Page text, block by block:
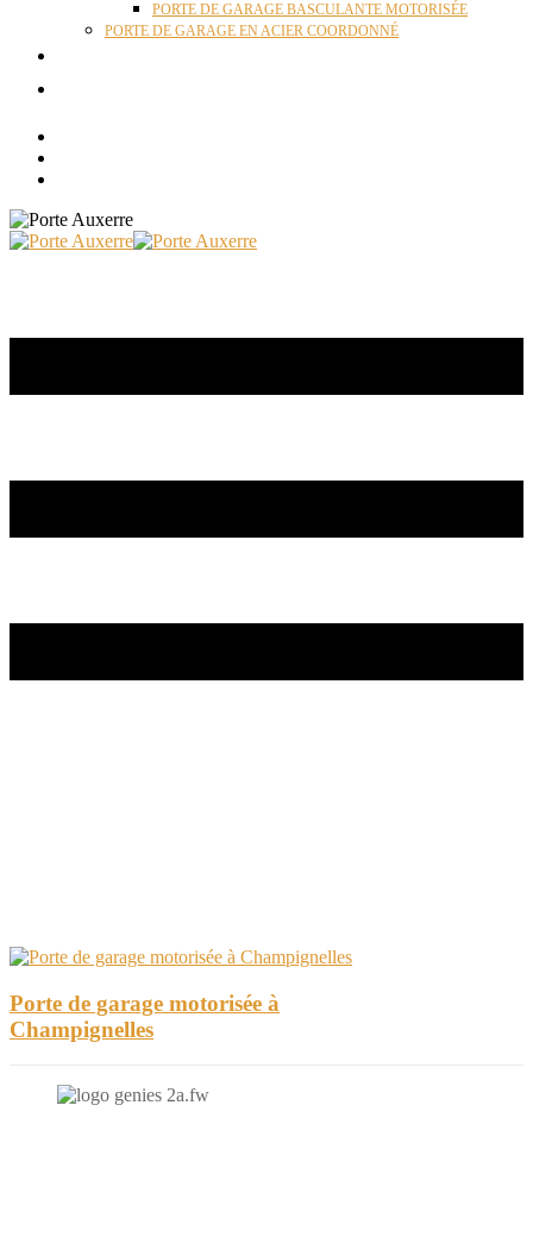
PORTE DE GARAGE BASCULANTE MOTORISÉE
PORTE DE GARAGE EN ACIER COORDONNÉ
Porte de garage motorisée à
Champignelles